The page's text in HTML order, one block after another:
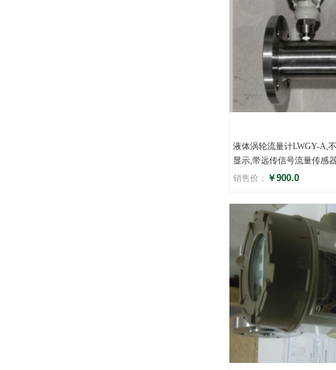
液体涡轮流量计LWGY-A,
显示,带远传信号流量传感
销售价： ￥900.0
评分
(0)